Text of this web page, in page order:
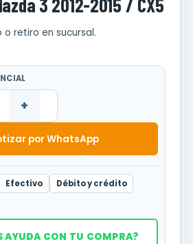
o retiro en sucursal.
+
por WhatsApp
Efectivo
Débito y crédito
AYUDA CON TU COMPRA?